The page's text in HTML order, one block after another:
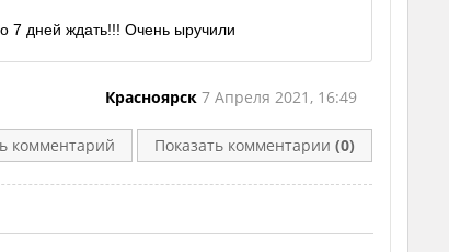
7 дней ждать!!! Очень ыручили
Красноярск7 Апреля 2021, 16:49
комментарий Показать комментарии (0)